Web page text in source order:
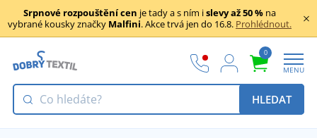
Srpnové rozpouštění cen je tady a s ním islevy až 50 % na
vybrané kousky značky Malfini. Akce trvá jen do 16.8. Prohlédnout.
0
MENU
HLEDAT